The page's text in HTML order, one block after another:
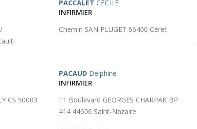
PACCALET CECILE
INFIRMIER
Chemin SAN PLUGET 66400 Céret
CS 50003
PACAUD Delphine
INFIRMIER
11 Boulevard GEORGES CHARPAK BP
414 44606 Saint-Nazaire